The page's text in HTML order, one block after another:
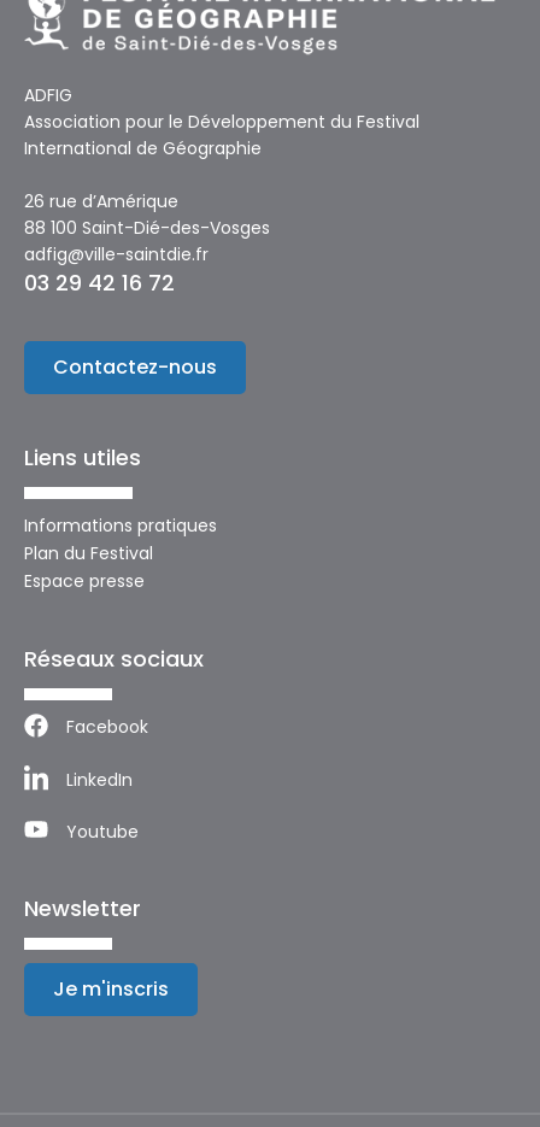
ADFIG
Association pour le Développement du Festival
International de Géographie
26 rue d’Amérique
88 100 Saint-Dié-des-Vosges
adfig@ville-saintdie.fr
03 29 42 16 72
Contactez-nous
Liens utiles
Informations pratiques
Plan du Festival
Espace presse
Réseaux sociaux
Facebook
LinkedIn
Youtube
Newsletter
Je m'inscris